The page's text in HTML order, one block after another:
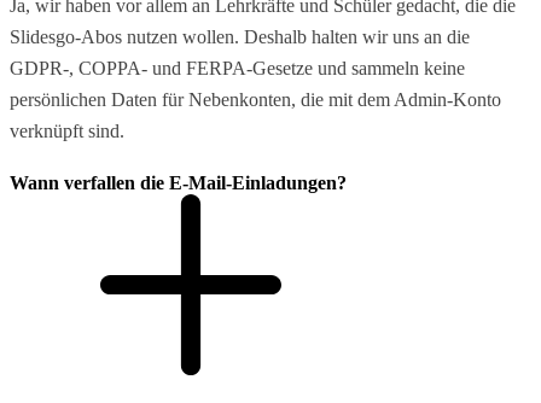
Ja, wir haben vor allem an Lehrkräfte und Schüler gedacht, die die
Slidesgo-Abos nutzen wollen. Deshalb halten wir uns an die
GDPR-, COPPA- und FERPA-Gesetze und sammeln keine
persönlichen Daten für Nebenkonten, die mit dem Admin-Konto
verknüpft sind.
Wann verfallen die E-Mail-Einladungen?